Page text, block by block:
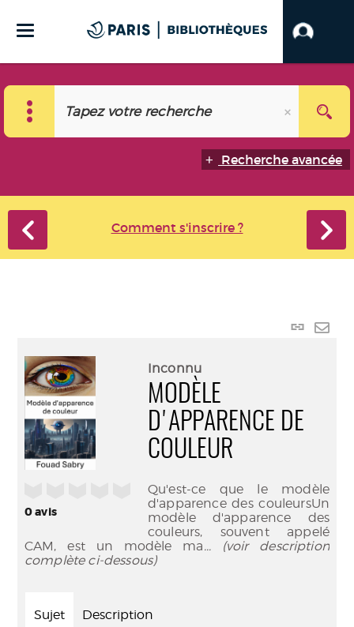
Recherche avancée
Comment s'inscrire ?
Lien
0avis
Inconnu
MODÈLE
D'APPARENCE DE
COULEUR
Qu'est-ce que le modèle
d'apparence des couleursUn
modèle d'apparence des
couleurs, souvent appelé
CAM, est un modèle ma... (voir description
complète ci-dessous)
Sujet Description